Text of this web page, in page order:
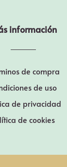
información
de compra
de uso
de privacidad
de cookies